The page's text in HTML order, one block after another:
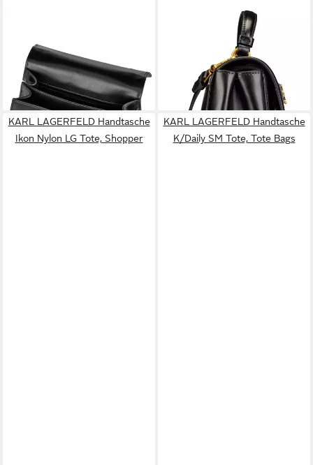
296,65 € UVP349,00 €
-15%
in 3-4 Werktagen bei dir
KARL LAGERFELD
Handtasche K/Autograph SM
UVP299,00 €
in 3-4 Werktagen bei dir
KARL LAGERFELD Handtasche
Ikon Nylon LG Tote, Shopper
KARL LAGERFELD Handtasche
K/Daily SM Tote, Tote Bags